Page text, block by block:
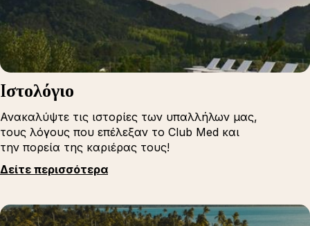
Iστολόγιο
Ανακαλύψτε τις ιστορίες των υπαλλήλων μας,
τους λόγους που επέλεξαν το Club Med και
την πορεία της καριέρας τους!
Δείτε περισσότερα